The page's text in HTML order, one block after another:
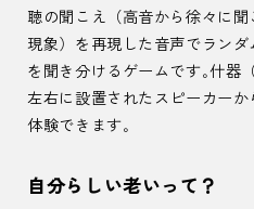
聴の聞こえ（高音から徐々に
現象）を再現した音声でランダ
を聞き分けるゲームです。什器
左右に設置されたスピーカー
体験できます。
自分らしい老いって？